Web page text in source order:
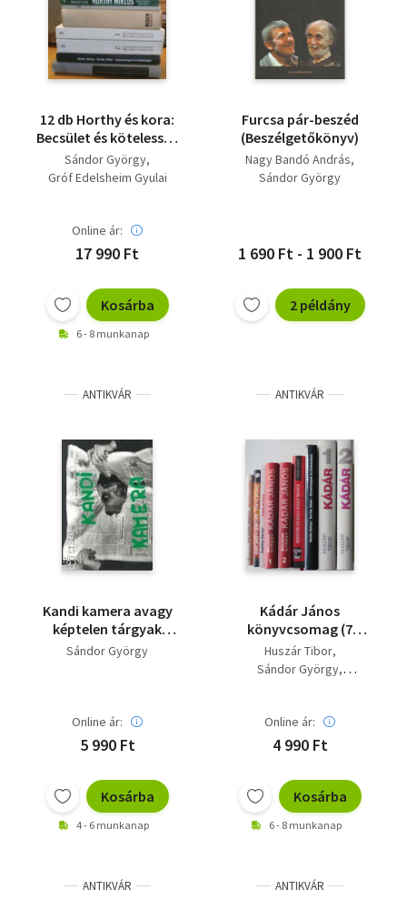
12 db Horthy és kora:
Becsület és kötelesség
1-2.; Horthy, Kádár
(Hasonlóságok és
Horthy Miklós
(Turbucz);
Emlékirataim; A
története; Horthy
(Vas)
Sándor György
Gróf Edelsheim Gyulai
László
Turbucz Dávid
Vécsey Olivér
Ungváry Krisztián
Sáringer János Vas Zoltán
Online ár:
17 990 Ft
Kosárba
6 - 8 munkanap
Furcsa pár-beszéd
(Beszélgetőkönyv)
Nagy Bandó András
Sándor György
1 690 Ft - 1 900 Ft
2 példány
ANTIKVÁR
Kandi kamera avagy
képtelen tárgyak
avagy festett lőtáblák
Sándor György
Online ár:
5 990 Ft
Kosárba
4 - 6 munkanap
ANTIKVÁR
Kádár János
könyvcsomag (7
könyv - 9 kötetben)
Huszár Tibor
Sándor György
Kopátsy Sándor
Csaplár Vilmos
Online ár:
4 990 Ft
Kosárba
6 - 8 munkanap
ANTIKVÁR ANTIKVÁR